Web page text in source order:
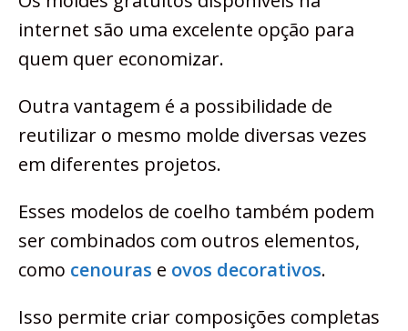
internet são uma excelente opção para
quem quer economizar.
Outra vantagem é a possibilidade de
reutilizar o mesmo molde diversas vezes
em diferentes projetos.
Esses modelos de coelho também podem
ser combinados com outros elementos,
como cenouras e ovos decorativos.
Isso permite criar composições completas